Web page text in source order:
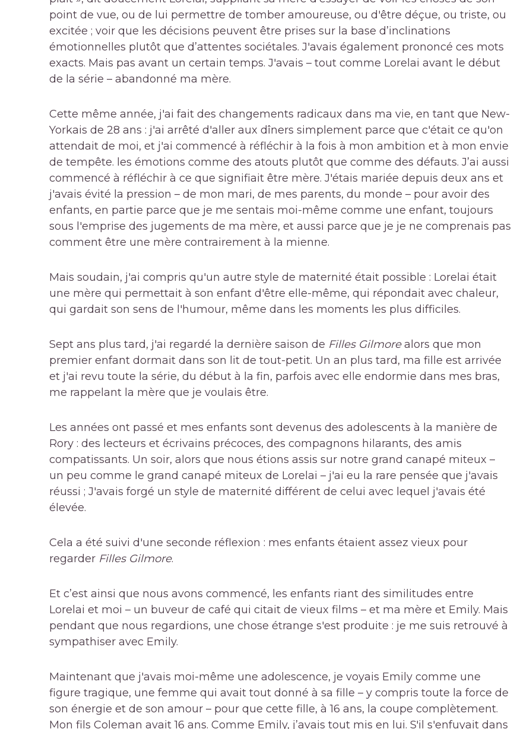
point de vue, ou de lui permettre de tomber amoureuse, ou d'être déçue, ou triste, ou
excitée ; voir que les décisions peuvent être prises sur la base d’inclinations
émotionnelles plutôt que d’attentes sociétales. J'avais également prononcé ces mots
exacts. Mais pas avant un certain temps. J'avais – tout comme Lorelai avant le début
de la série – abandonné ma mère.
Cette même année, j'ai fait des changements radicaux dans ma vie, en tant que New-
Yorkais de 28 ans : j'ai arrêté d'aller aux dîners simplement parce que c'était ce qu'on
attendait de moi, et j'ai commencé à réfléchir à la fois à mon ambition et à mon envie
de tempête. les émotions comme des atouts plutôt que comme des défauts. J’ai aussi
commencé à réfléchir à ce que signifiait être mère. J'étais mariée depuis deux ans et
j'avais évité la pression – de mon mari, de mes parents, du monde – pour avoir des
enfants, en partie parce que je me sentais moi-même comme une enfant, toujours
sous l'emprise des jugements de ma mère, et aussi parce que je je ne comprenais pas
comment être une mère contrairement à la mienne.
Mais soudain, j'ai compris qu'un autre style de maternité était possible : Lorelai était
une mère qui permettait à son enfant d'être elle-même, qui répondait avec chaleur,
qui gardait son sens de l'humour, même dans les moments les plus difficiles.
Sept ans plus tard, j'ai regardé la dernière saison de Filles Gilmorealors que mon
premier enfant dormait dans son lit de tout-petit. Un an plus tard, ma fille est arrivée
et j'ai revu toute la série, du début à la fin, parfois avec elle endormie dans mes bras,
me rappelant la mère que je voulais être.
Les années ont passé et mes enfants sont devenus des adolescents à la manière de
Rory : des lecteurs et écrivains précoces, des compagnons hilarants, des amis
compatissants. Un soir, alors que nous étions assis sur notre grand canapé miteux –
un peu comme le grand canapé miteux de Lorelai – j'ai eu la rare pensée que j'avais
réussi ; J'avais forgé un style de maternité différent de celui avec lequel j'avais été
élevée.
Cela a été suivi d'une seconde réflexion : mes enfants étaient assez vieux pour
regarder Filles Gilmore.
Et c’est ainsi que nous avons commencé, les enfants riant des similitudes entre
Lorelai et moi – un buveur de café qui citait de vieux films – et ma mère et Emily. Mais
pendant que nous regardions, une chose étrange s'est produite : je me suis retrouvé à
sympathiser avec Emily.
Maintenant que j'avais moi-même une adolescence, je voyais Emily comme une
figure tragique, une femme qui avait tout donné à sa fille – y compris toute la force de
son énergie et de son amour – pour que cette fille, à 16 ans, la coupe complètement.
Mon fils Coleman avait 16 ans. Comme Emily, j’avais tout mis en lui. S'il s'enfuyait dans